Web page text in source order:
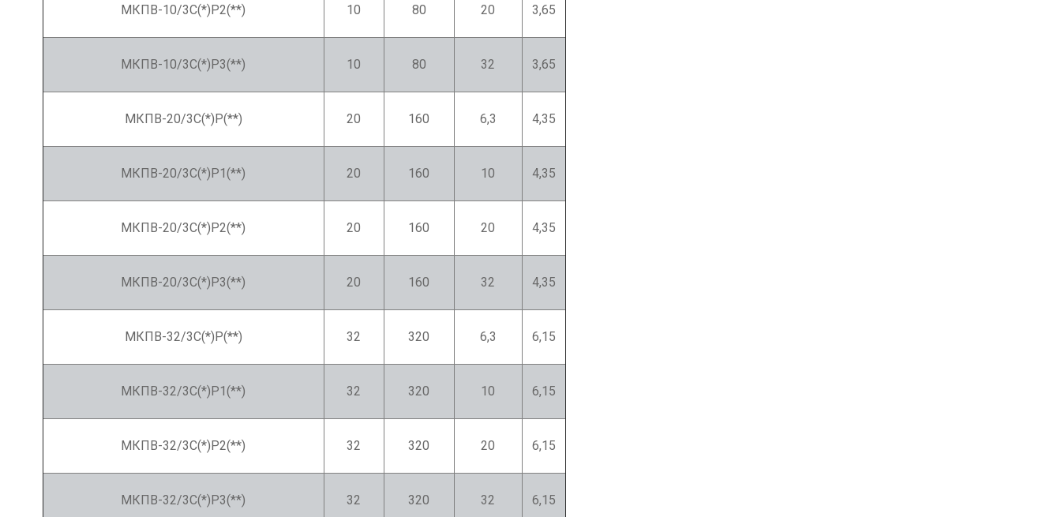
МКПВ-10/3С(*)Р2(**) 10 80 20 3,65
МКПВ-10/3С(*)Р3(**) 10 80 32 3,65
МКПВ-20/3С(*)Р(**) 20 160 6,3 4,35
МКПВ-20/3С(*)Р1(**) 20 160 10 4,35
МКПВ-20/3С(*)Р2(**) 20 160 20 4,35
МКПВ-20/3С(*)Р3(**) 20 160 32 4,35
МКПВ-32/3С(*)Р(**) 32 320 6,3 6,15
МКПВ-32/3С(*)Р1(**) 32 320 10 6,15
МКПВ-32/3С(*)Р2(**) 32 320 20 6,15
МКПВ-32/3С(*)Р3(**) 32 320 32 6,15